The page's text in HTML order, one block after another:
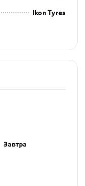
Ikon Tyres
Завтра